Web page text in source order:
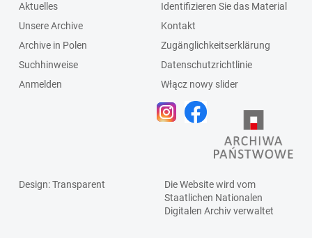
Aktuelles
Unsere Archive
Archive in Polen
Suchhinweise
Anmelden
Identifizieren Sie das Material
Kontakt
Zugänglichkeitserklärung
Datenschutzrichtlinie
Włącz nowy slider
Design: Transparent
Die Website wird vom
Staatlichen Nationalen
Digitalen Archivverwaltet